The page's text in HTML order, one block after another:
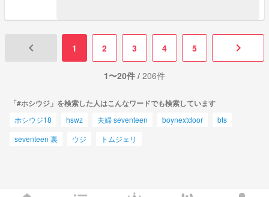
keyboard_arrow_left 1 2 3 4 5 keyboard_arrow_right
1〜20件 / 206件
「#ホシウジ」を検索した人はこんなワードでも検索しています
ホシウジ18 hswz 夫婦 seventeen boynextdoor
bts
seventeen 裏
ウジ トムジェリ